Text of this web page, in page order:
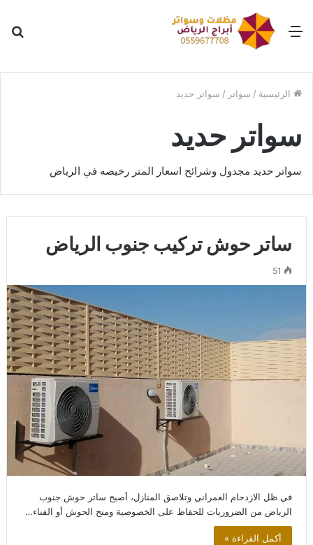
القائمة
الرئيسية / سواتر / سواتر حديد
سواتر حديد
سواتر حديد مجدول وشرائح اسعار المتر رخيصه في الرياض
ساتر حوش تركيب جنوب الرياض
51
في ظل الازدحام العمراني وتلاصق المنازل، أصبح ساتر حوش جنوب
الرياض من الضروريات للحفاظ على الخصوصية ومنح الحوش أو الفناء…
أكمل القراءة »